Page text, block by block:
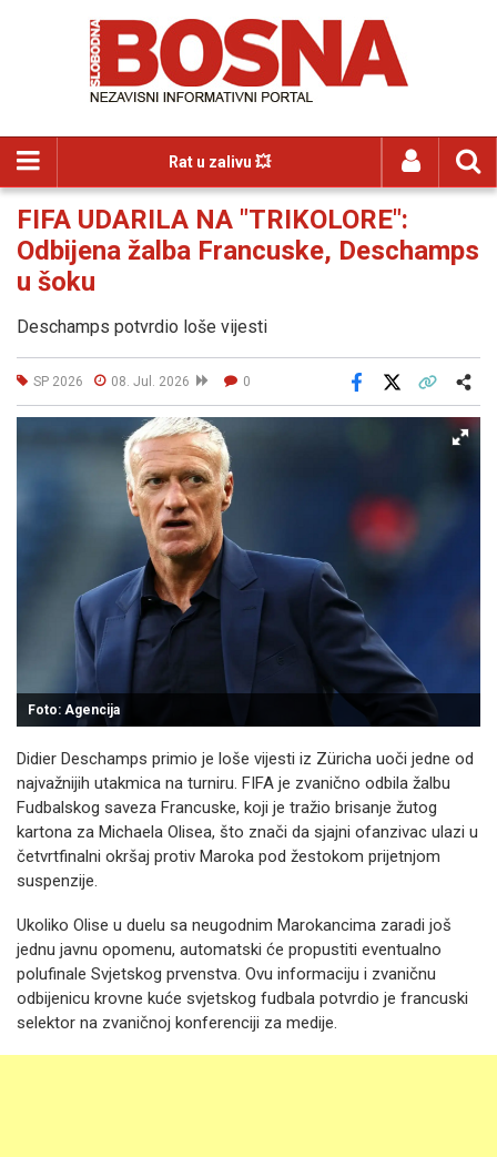
Rat u zalivu 💥
FIFA UDARILA NA "TRIKOLORE":
Odbijena žalba Francuske, Deschamps
u šoku
Deschamps potvrdio loše vijesti
SP 2026 08. Jul. 2026 0
Facebook
Foto: Agencija
Didier Deschamps primio je loše vijesti iz Züricha uoči jedne od
najvažnijih utakmica na turniru. FIFA je zvanično odbila žalbu
Fudbalskog saveza Francuske, koji je tražio brisanje žutog
kartona za Michaela Olisea, što znači da sjajni ofanzivac ulazi u
četvrtfinalni okršaj protiv Maroka pod žestokom prijetnjom
suspenzije.
Ukoliko Olise u duelu sa neugodnim Marokancima zaradi još
jednu javnu opomenu, automatski će propustiti eventualno
polufinale Svjetskog prvenstva. Ovu informaciju i zvaničnu
odbijenicu krovne kuće svjetskog fudbala potvrdio je francuski
selektor na zvaničnoj konferenciji za medije.